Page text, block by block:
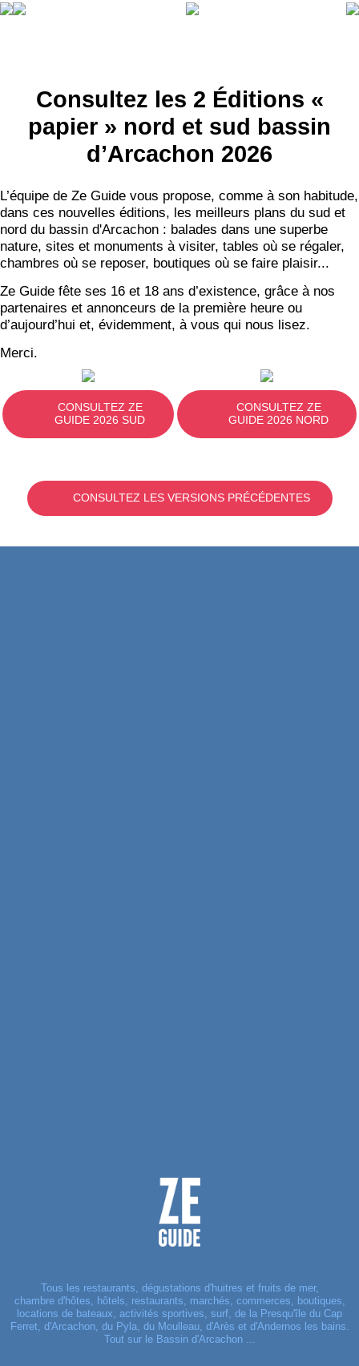
Consultez les 2 Éditions «
papier » nord et sud bassin
d’Arcachon 2026
L’équipe de Ze Guide vous propose, comme à son habitude,
dans ces nouvelles éditions, les meilleurs plans du sud et
nord du bassin d'Arcachon : balades dans une superbe
nature, sites et monuments à visiter, tables où se régaler,
chambres où se reposer, boutiques où se faire plaisir...
Ze Guide fête ses 16 et 18 ans d’existence, grâce à nos
partenaires et annonceurs de la première heure ou
d’aujourd’hui et, évidemment, à vous qui nous lisez.
Merci.
CONSULTEZ ZE
GUIDE 2026 SUD
CONSULTEZ ZE
GUIDE 2026 NORD
CONSULTEZ LES VERSIONS PRÉCÉDENTES
Tous les restaurants, dégustations d'huitres et fruits de mer,
chambre d'hôtes, hôtels, restaurants, marchés, commerces, boutiques,
locations de bateaux, activités sportives, surf, de la Presqu'île du Cap
Ferret, d'Arcachon, du Pyla, du Moulleau, d'Arès et d'Andernos les bains.
Tout sur le Bassin d'Arcachon ...